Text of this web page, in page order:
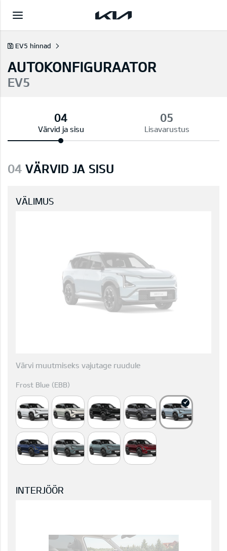
EV5 hinnad
AUTOKONFIGURAATOR
EV5
Värvid ja sisu Lisavarustus
04 VÄRVID JA SISU
VÄLIMUS
Värvi muutmiseks vajutage ruudule
Frost Blue (EBB)
INTERJÖÖR